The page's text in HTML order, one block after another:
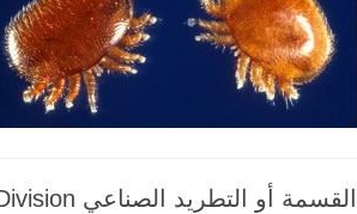
القسمة أو التطريد الصناعي Artificial Swarming or Division